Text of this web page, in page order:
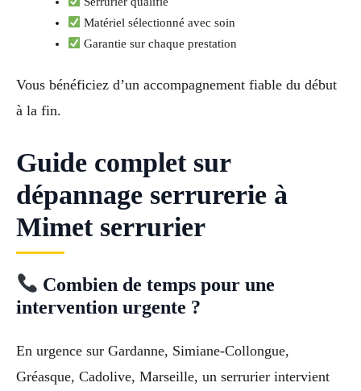
Matériel sélectionné avec soin
Garantie sur chaque prestation
Vous bénéficiez d’un accompagnement fiable du début
à la fin.
Guide complet sur
dépannage serrurerie à
Mimet serrurier
Combien de temps pour une
intervention urgente ?
En urgence sur Gardanne, Simiane-Collongue,
Gréasque, Cadolive, Marseille, un serrurier intervient